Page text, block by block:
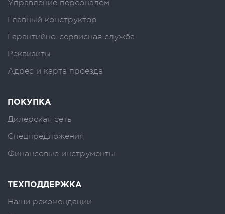
Управление персоналом
Главный конструктор
Гарантийно-сервисная служба
Реквизиты
Адрес и карта проезда
ПОКУПКА
Дилерская сеть
Спецпредложения
Финансовые инструменты
ТЕХПОДДЕРЖКА
Наши рекомендации